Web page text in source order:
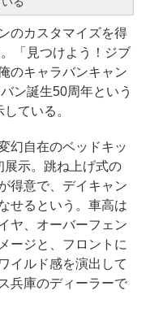
のカスタマイズを得
「見つけよう！ジブ
のキャラバンキャン
ン誕生50周年という
ている。
幻自在のベッドキッ
展示。跳ね上げ式の
得意で、デイキャン
せるという。車高は
ヤ、オーバーフェン
ージと、フロントに
イルド感を演出して
兵庫のディーラーで